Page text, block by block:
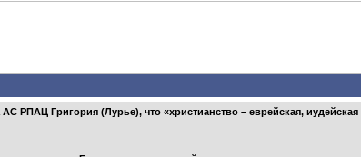
РПАЦ Григория (Лурье), что «христианство – еврейская, иудейская